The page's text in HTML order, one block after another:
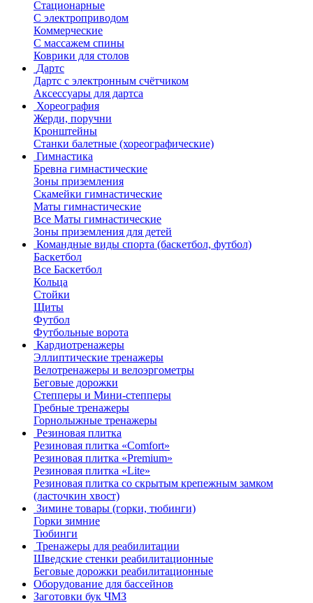
Стационарные
С электроприводом
Коммерческие
С массажем спины
Коврики для столов
Дартс
Дартс с электронным счётчиком
Аксессуары для дартса
Хореография
Жерди, поручни
Кронштейны
Станки балетные (хореографические)
Гимнастика
Бревна гимнастические
Зоны приземления
Скамейки гимнастические
Маты гимнастические
Все Маты гимнастические
Зоны приземления для детей
Командные виды спорта (баскетбол, футбол)
Баскетбол
Все Баскетбол
Кольца
Стойки
Щиты
Футбол
Футбольные ворота
Кардиотренажеры
Эллиптические тренажеры
Велотренажеры и велоэргометры
Беговые дорожки
Степперы и Мини-степперы
Гребные тренажеры
Горнолыжные тренажеры
Резиновая плитка
Резиновая плитка «Comfort»
Резиновая плитка «Premium»
Резиновая плитка «Lite»
Резиновая плитка со скрытым крепежным замком
(ласточкин хвост)
Зимине товары (горки, тюбинги)
Горки зимние
Тюбинги
Тренажеры для реабилитации
Шведские стенки реабилитационные
Беговые дорожки реабилитационные
Оборудование для бассейнов
Заготовки бук ЧМЗ